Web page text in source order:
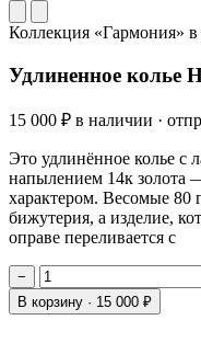
Коллекция «Гармония» в
Удлиненное колье
15 000 ₽ в наличии ·
Это удлинённое колье с
напылением 14к золота
характером. Весомые 80
бижутерия, а изделие,
оправе переливается с
−
В корзину · 15 000 ₽